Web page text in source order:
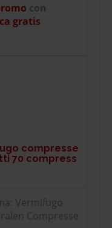
con
gratis
compresse
70 compress
Vermifugo
Compresse